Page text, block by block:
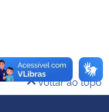
Voltar ao topo